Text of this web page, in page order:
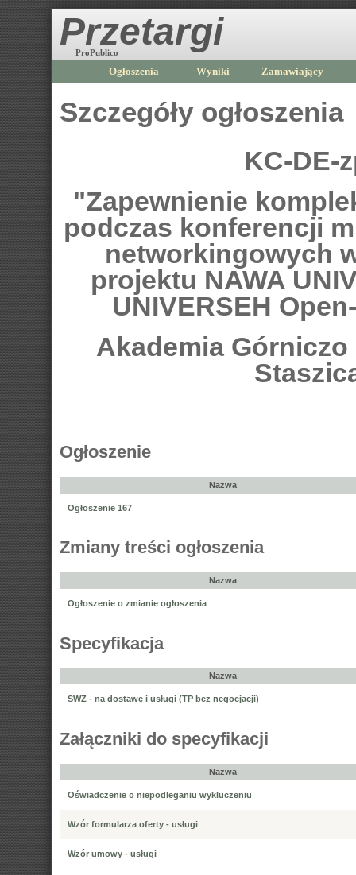
Przetargi
ProPublico
Ogłoszenia Wyniki Zamawiający
Szczegóły ogłoszenia
KC-DE-
"Zapewnienie
podczas konferencji
networkingowych
projektu NAWA
UNIVERSEH
Akademia Górniczo
Ogłoszenie
Nazwa
Ogłoszenie 167
Zmiany treści ogłoszenia
Nazwa
Ogłoszenie o zmianie ogłoszenia
Specyfikacja
Nazwa
SWZ - na dostawę i usługi (TP bez negocjacji)
Załączniki do specyfikacji
Nazwa
Oświadczenie o niepodleganiu wykluczeniu
Wzór formularza oferty - usługi
Wzór umowy - usługi